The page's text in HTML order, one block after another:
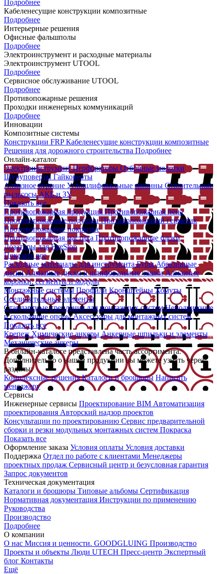
Подробнее
Кабеленесущие конструкции композитные
Подробнее
Интерьерные решения
Офисные фальшполы
Подробнее
Электроинструмент и расходные материалы
Электроинструмент UTOOL
Подробнее
Сервисное обслуживание UTOOL
Подробнее
Противопожарные решения
Проходки инженерных коммуникаций
Подробнее
Инновации
Композитные системы
Конструкции FRPКабеленесущие конструкции композитные
Решения для дорожного строительства Подробнее
Онлайн-каталог
ЭлектроинструментПерфораторы Отбойные молотки
Шуруповерты Гайковерты
Алмазное бурение Углошлифовальные машины Строительные
пылесосыАКБ и ЗУ
Показать все
Противопожарная продукция Противопожарная пена
Противопожарные подушкиПротивопожарный герметик
Противопожарное покрытие
Противопожарная мастика Противопожарные блоки
Дозаторы для FireStop
Показать все
Расходные материалы для инструментаБурыАбразивные
дискиАлмазные диски и шлифовальные чашкиАлмазные
коронки, сегменты и модули
Монтажные системы Профили КронштейныХомуты
Соединительные элементы
Стандартные крепления для монтажных системНеподвижные
и скользящие опорыАксессуары для монтажных систем
Показать все
КрепежХимические анкеры Анкерные шпильки и элементы
Механические анкеры
В онлайн-каталоге представлена часть ассортимента.
Дополнительно о нашей продукции вы можете узнать через
разделы:
Комплексные решения Каталоги и брошюры Написать
менеджеру
Сервисы
Инженерные сервисы Проектирование BIM Автоматизация
проектирования Авторский надзор проектов
Консультации по проектированию Сервис предварительной
сборки и резки модульных монтажных систем Покраска
Показать все
Оформление заказа Условия оплаты Условия доставки
Поддержка Отдел по работе с клиентами Менеджеры
проектных продаж Сервисный центр и безусловная гарантия
Запрос документов
Техническая документация
Каталоги и брошюры Типовые альбомы Сертификация
Нормативная документация Инструкции по применению
Руководства
Производство
Подробнее
О компании
О нас Миссия и ценности. GOODGLUING Производство
Проекты и объекты Люди UTECH Пресс-центр Экспертный
блог Контакты
Ещё